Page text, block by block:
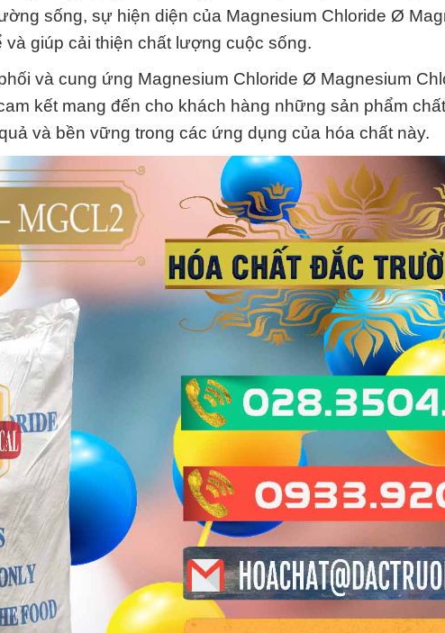
sống, sự hiện diện của Magnesium Chloride Ø
giúp cải thiện chất lượng cuộc sống.
và cung ứng Magnesium Chloride Ø Magnesium
kết mang đến cho khách hàng những sản phẩm
và bền vững trong các ứng dụng của hóa chất này.